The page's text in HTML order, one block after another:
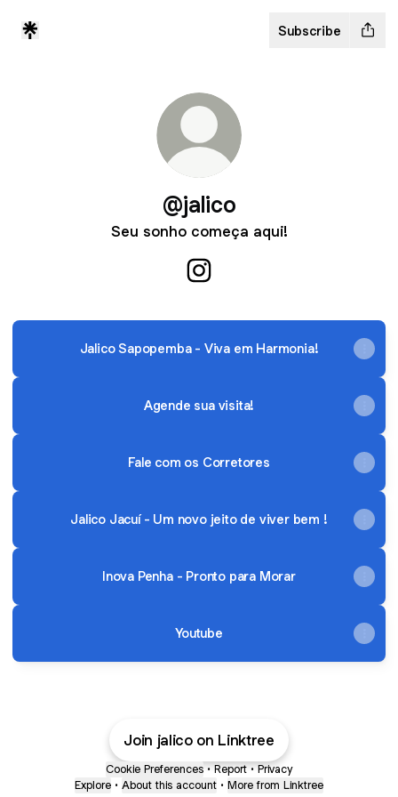
Subscribe
@jalico
Seu sonho começa aqui!
Jalico Sapopemba - Viva em Harmonia!
Agende sua visita!
Fale com os Corretores
Jalico Jacuí - Um novo jeito de viver bem !
Inova Penha - Pronto para Morar
Youtube
Join jalico on Linktree
Cookie Preferences • Report • Privacy
Explore • About this account • More from Linktree